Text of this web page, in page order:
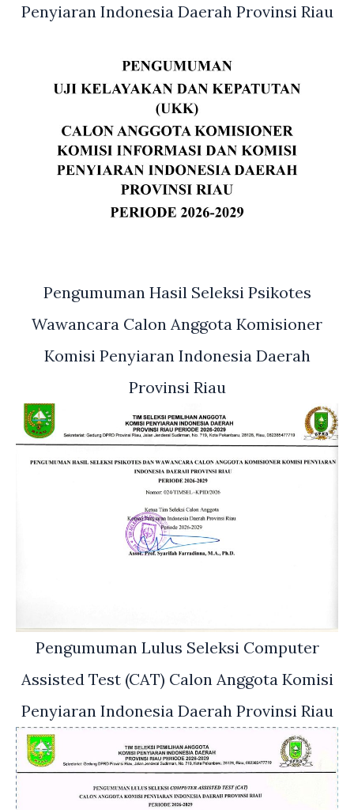
Penyiaran Indonesia Daerah Provinsi Riau
Pengumuman Hasil Seleksi Psikotes
Wawancara Calon Anggota Komisioner
Komisi Penyiaran Indonesia Daerah
Provinsi Riau
Pengumuman Lulus Seleksi Computer
Assisted Test (CAT) Calon Anggota Komisi
Penyiaran Indonesia Daerah Provinsi Riau